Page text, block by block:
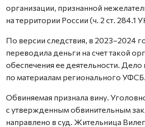
организации, признанной
на территории России (ч. 2 ст. 284.1
По версии следствия, в 2023–2024
переводила деньги на счет такой
обеспечения ее деятельности.
по материалам регионального УФСБ.
Обвиняемая признала вину.
с утвержденным обвинительным
направлено в суд. Жительница